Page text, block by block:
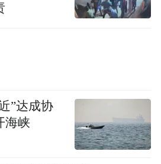
”达成协
海峡